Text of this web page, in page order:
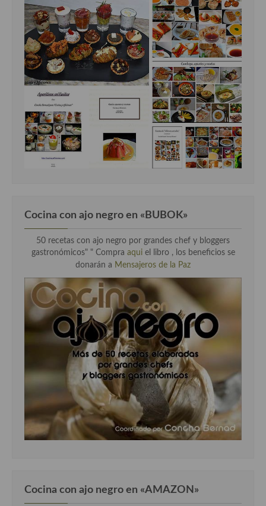
Cocina con ajo negro en «BUBOK»
50 recetas con ajo negro por grandes chef y bloggers
gastronómicos" " Compra aqui el libro , los beneficios se
donarán a Mensajeros de la Paz
Cocina con ajo negro en «AMAZON»